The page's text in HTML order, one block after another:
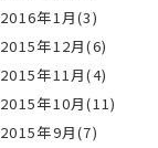
2016年1月(3)
2015年12月(6)
2015年11月(4)
2015年10月(11)
2015年9月(7)